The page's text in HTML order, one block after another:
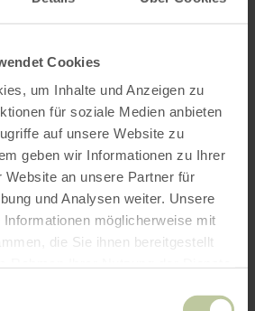
Cookies
um Inhalte und Anzeigen zu
für soziale Medien anbieten
auf unsere Website zu
geben wir Informationen zu Ihrer
Website an unsere Partner für
und Analysen weiter. Unsere
möglicherweise mit
die Sie ihnen bereitgestellt